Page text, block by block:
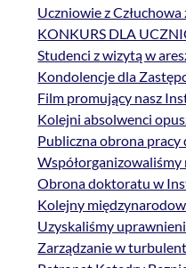
Uczniowie z
KONKURS DLA
Studenci z wizytą w
Kondolencje dla
Film promujący nasz
Kolejni absolwenci
Publiczna obrona pracy
Obrona doktoratu w
Kolejny
Uzyskaliśmy
Zarządzanie w